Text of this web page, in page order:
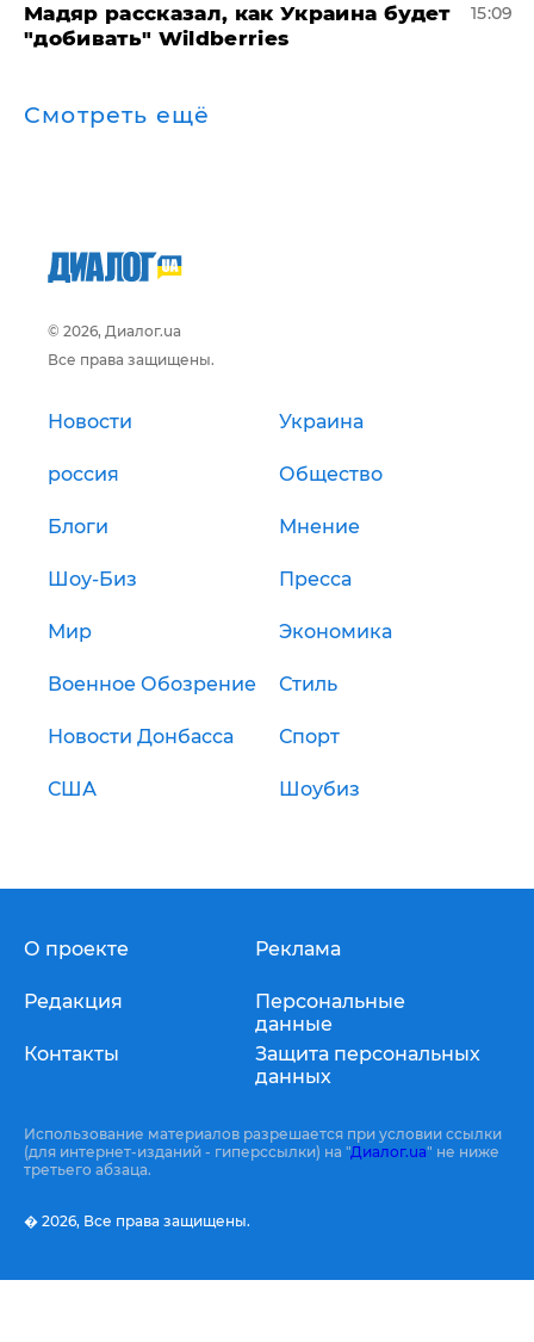
Мадяр рассказал, как Украина будет
"добивать" Wildberries
15:09
Смотреть ещё
© 2026, Диалог.ua
Все права защищены.
Новости Украина
россия Общество
Блоги Мнение
Шоу-Биз Пресса
Мир Экономика
Военное Обозрение Стиль
Новости Донбасса Спорт
США Шоубиз
О проекте
Редакция
Контакты
Реклама
Персональные
данные
Защита персональных
данных
Использование материалов разрешается при условии ссылки
(для интернет-изданий - гиперссылки) на "Диалог.ua" не ниже
третьего абзаца.
� 2026, Все права защищены.